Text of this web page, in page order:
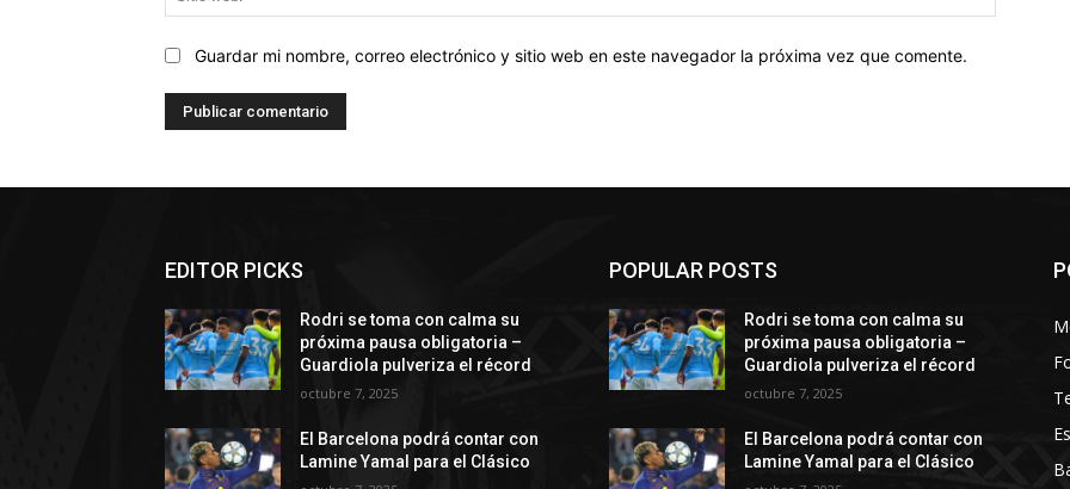
web:
Guardar mi nombre, correo electrónico y sitio web en este navegador la próxima vez que comente.
EDITOR PICKS
Rodri se toma con calma su
próxima pausa obligatoria –
Guardiola pulveriza el récord
octubre 7, 2025
El Barcelona podrá contar con
Lamine Yamal para el Clásico
POPULAR POSTS
Rodri se toma con calma su
próxima pausa obligatoria –
Guardiola pulveriza el récord
octubre 7, 2025
El Barcelona podrá contar con
Lamine Yamal para el Clásico